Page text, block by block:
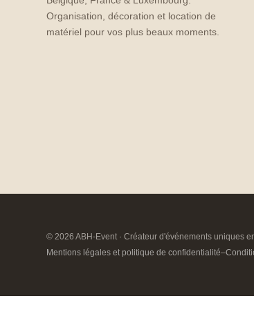
Organisation, décoration et location de
matériel pour vos plus beaux moments.
© 2026 ABH-Event · Créateur d'événements uniques
Mentions légales et politique de confidentialité–